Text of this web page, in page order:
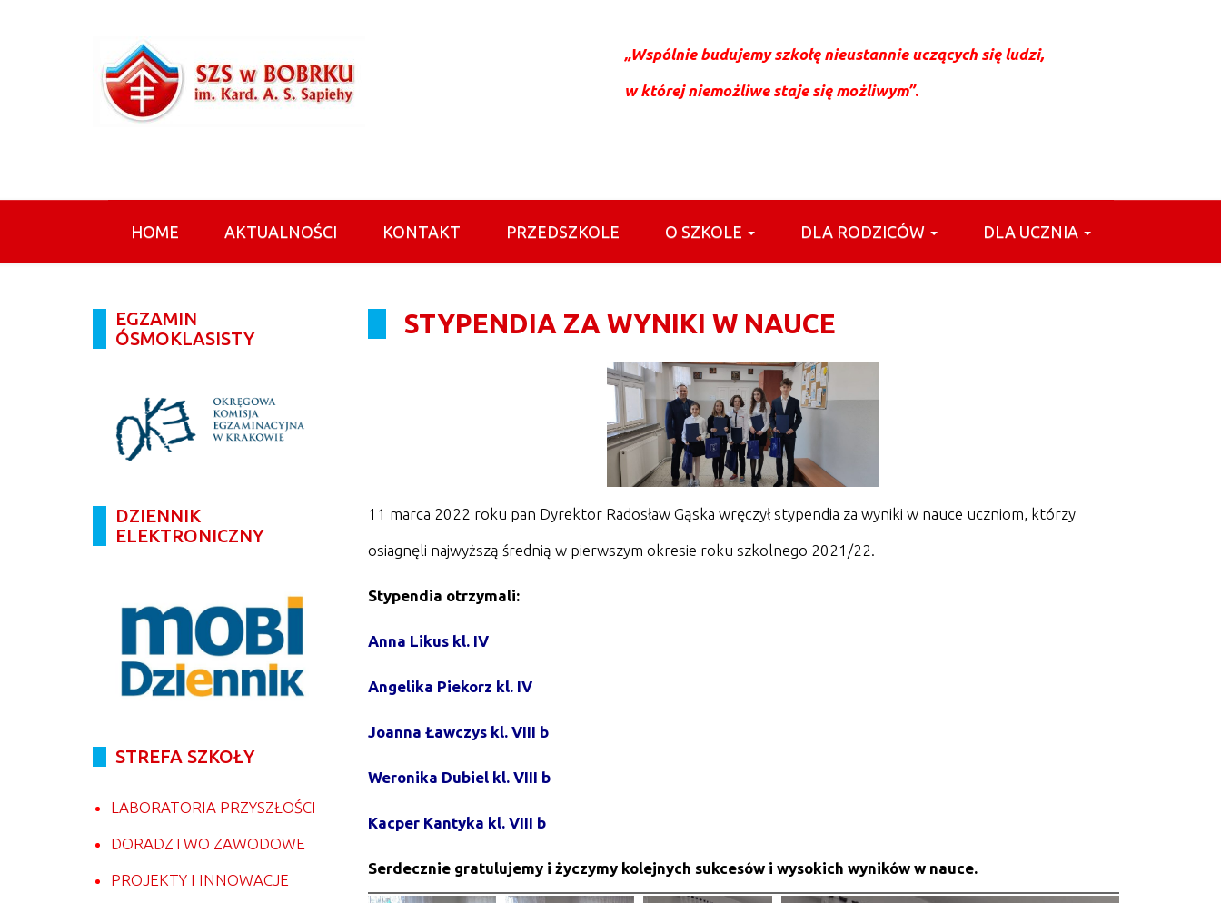
„Wspólnie budujemy szkołę nieustannie uczących się ludzi,
w której niemożliwe staje się możliwym”.
HOME AKTUALNOŚCI KONTAKT PRZEDSZKOLE O SZKOLE DLA RODZICÓW DLA UCZNIA
EGZAMIN
ÓSMOKLASISTY
DZIENNIK
ELEKTRONICZNY
STREFA SZKOŁY
LABORATORIA PRZYSZŁOŚCI
DORADZTWO ZAWODOWE
PROJEKTY I INNOWACJE
STYPENDIA ZA WYNIKI W NAUCE
11 marca 2022 roku pan Dyrektor Radosław Gąska wręczył stypendia za wyniki w nauce uczniom, którzy
osiagnęli najwyższą średnią w pierwszym okresie roku szkolnego 2021/22.
Stypendia otrzymali:
Anna Likus kl. IV
Angelika Piekorz kl. IV
Joanna Ławczys kl. VIII b
Weronika Dubiel kl. VIII b
Kacper Kantyka kl. VIII b
Serdecznie gratulujemy i życzymy kolejnych sukcesów i wysokich wyników w nauce.